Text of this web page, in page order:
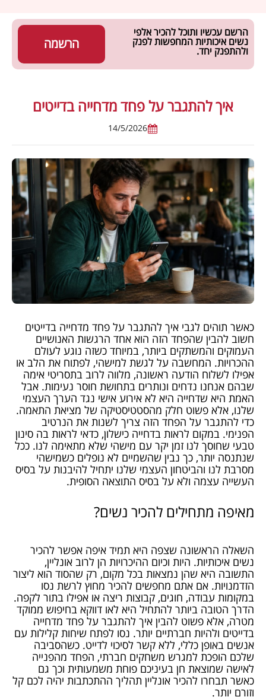
הרשמה
הרשם עכשיו ותוכל להכיר אלפי
נשים איכותיות המחפשות לפנק
ולהתפנק יחד.
איך להתגבר על פחד מדחייה בדייטים
14/5/2026
כאשר תוהים לגבי איך להתגבר על פחד מדחייה בדייטים
חשוב להבין שהפחד הזה הוא אחד הרגשות האנושיים
העמוקים והמשתקים ביותר, במיוחד כשזה נוגע לעולם
ההכרויות. המחשבה על לגשת למישהי, לפתוח את הלב או
אפילו לשלוח הודעה ראשונה, מלווה לרוב בתסריטי אימה
שבהם אנחנו נדחים ונותרים בתחושת חוסר נעימות. אבל
האמת היא שדחייה היא לא אירוע אישי נגד הערך העצמי
שלנו, אלא פשוט חלק מהסטטיסטיקה של מציאת התאמה.
כדי להתגבר על הפחד הזה צריך לשנות את הנרטיב
הפנימי. במקום לראות בדחייה כישלון, כדאי לראות בה סינון
טבעי שחוסך לנו זמן יקר עם מישהי שלא מתאימה לנו. ככל
שנתנסה יותר, כך נבין שהשמיים לא נופלים כשמישהי
מסרבת לנו והביטחון העצמי שלנו יתחיל להיבנות על בסיס
העשייה עצמה ולא על בסיס התוצאה הסופית.
מאיפה מתחילים להכיר נשים?
השאלה הראשונה שצפה היא תמיד איפה אפשר להכיר
נשים איכותיות. היות וכיום ההיכרויות הן לרוב אונליין,
התשובה היא שהן נמצאות בכל מקום, רק שהסוד הוא ליצור
הזדמנויות. אם אתם מחפשים להכיר מחוץ לרשת נסו
במקומות עבודה, חוגים, קבוצות ריצה או אפילו בתור לקפה.
הדרך הטובה ביותר להתחיל היא לאו דווקא בחיפוש ממוקד
מטרה, אלא פשוט להבין איך להתגבר על פחד מדחייה
בדייטים ולהיות חברתיים יותר. נסו לפתח שיחות קלילות עם
אנשים באופן כללי, ללא קשר לסיכוי לדייט. כשהסביבה
שלכם הופכת למגרש משחקים חברתי, הפחד מהפנייה
לאישה שמוצאת חן בעיניכם פוחת משמעותית וכך גם
כאשר תבחרו להכיר אונליין תהליך ההתכתבות יהיה לכם קל
וזורם יותר.